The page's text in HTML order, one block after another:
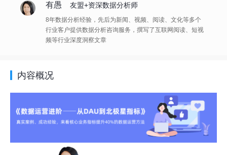
有愚 友盟+资深数据分析师
8年数据分析经验，先后为新闻、视频、阅读、文化等多个
行业客户提供数据分析咨询服务，撰写了互联网阅读、短视
频等行业深度洞察文章
内容概况